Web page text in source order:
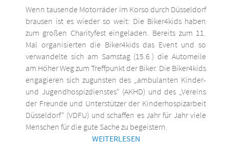
Wenn tausende Motorräder im Korso durch Düsseldorf
brausen ist es wieder so weit: Die Biker4kids haben
zum großen Charityfest eingeladen. Bereits zum 11.
Mal organisierten die Biker4kids das Event und so
verwandelte sich am Samstag (15.6.) die Automeile
am Höher Weg zum Treffpunkt der Biker. Die Biker4kids
engagieren sich zugunsten des „ambulanten Kinder-
und Jugendhospizdienstes“ (AKHD) und des „Vereins
der Freunde und Unterstützer der Kinderhospizarbeit
Düsseldorf“ (VDFU) und schaffen es Jahr für Jahr viele
Menschen für die gute Sache zu begeistern.
WEITERLESEN